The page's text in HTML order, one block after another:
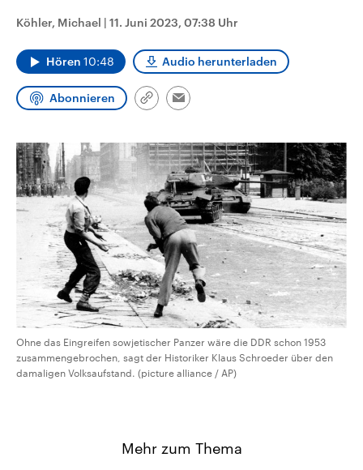
Bundesland von einer Koalition aus
CDU, SPD und FDP regiert.-
Wahlprogramme, aktuelle Berichte
und Hintergründe zu den Parteien
Wahl.
mit großem Einfluss auf
aktuelle Weltgeschehen.
Sendungen Programm Podcasts
Audio-Archiv
Köhler, Michael | 11. Juni 2023, 07:38 Uhr
Hören 10:48 Audio herunterladen
Abonnieren
Link
Email
Ohne das Eingreifen sowjetischer Panzer wäre die DDR schon 1953
zusammengebrochen, sagt der Historiker Klaus Schroeder über den
damaligen Volksaufstand. (picture alliance / AP)
Mehr zum Thema